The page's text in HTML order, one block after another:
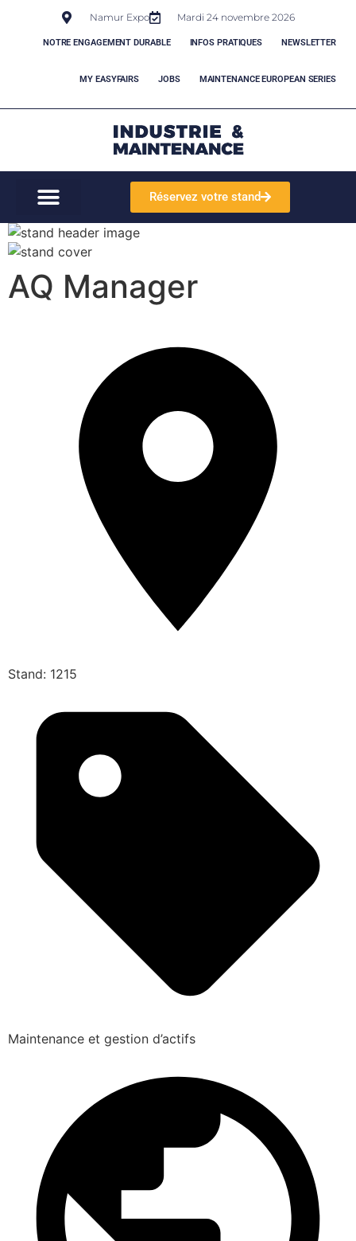
Namur Expo Mardi 24 novembre 2026
NOTRE ENGAGEMENT DURABLE INFOS PRATIQUES NEWSLETTER
MY EASYFAIRS JOBS MAINTENANCE EUROPEAN SERIES
Réservez votre stand
AQ Manager
Stand: 1215
Maintenance et gestion d’actifs